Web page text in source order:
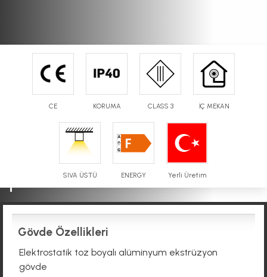
Sıva Üstü 33x22mm
LED BAR AYDINLATMA
CE KORUMA CLASS 3 İÇ MEKAN
SIVA ÜSTÜ ENERGY Yerli Üretim
Gövde Özellikleri
Elektrostatik toz boyalı alüminyum ekstrüzyon
gövde